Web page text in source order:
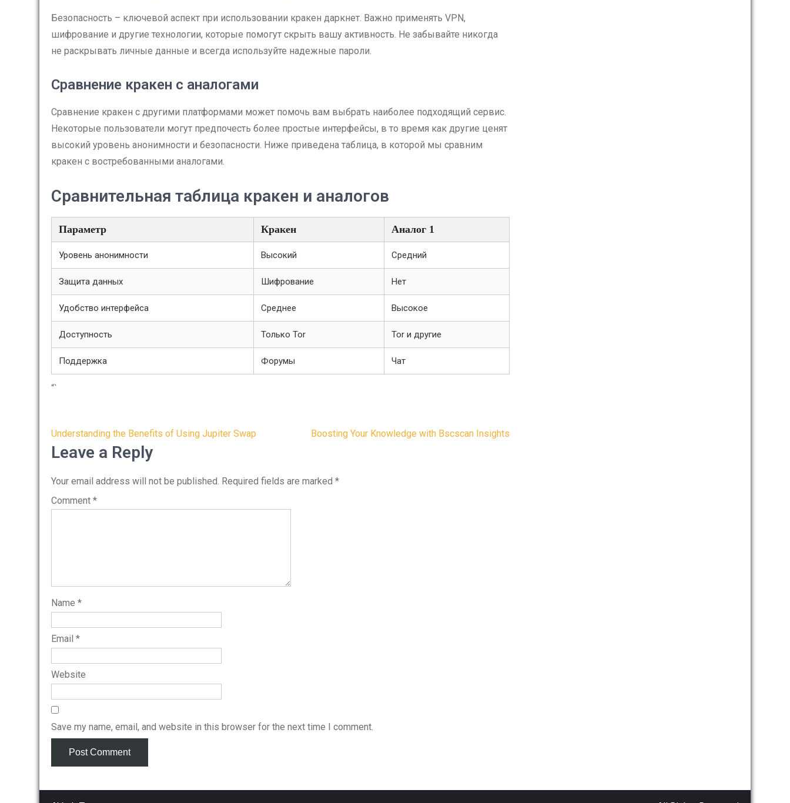
Безопасность – ключевой аспект при использовании кракен даркнет. Важно применять VPN,
шифрование и другие технологии, которые помогут скрыть вашу активность. Не забывайте никогда
не раскрывать личные данные и всегда используйте надежные пароли.
Сравнение кракен с аналогами
Сравнение кракен с другими платформами может помочь вам выбрать наиболее подходящий сервис.
Некоторые пользователи могут предпочесть более простые интерфейсы, в то время как другие ценят
высокий уровень анонимности и безопасности. Ниже приведена таблица, в которой мы сравним
кракен с востребованными аналогами.
Сравнительная таблица кракен и аналогов
Параметр Кракен Аналог 1
Уровень анонимности Высокий Средний
Защита данных Шифрование Нет
Удобство интерфейса Среднее Высокое
Доступность Только Tor Tor и другие
Поддержка Форумы Чат
“`
Post
navigation
Understanding the Benefits of Using Jupiter Swap Boosting Your Knowledge with Bscscan Insights
Leave a Reply
Your email address will not be published. Required fields are marked *
Comment *
Name *
Email *
Website
Save my name, email, and website in this browser for the next time I comment.